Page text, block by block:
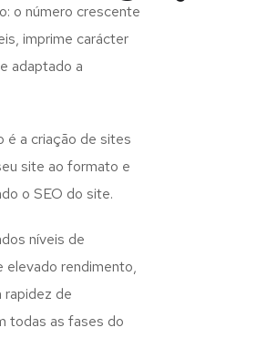
o número crescente
imprime carácter
adaptado a
é a criação de sites
site ao formato e
o SEO do site.
níveis de
elevado rendimento,
rapidez de
todas as fases do